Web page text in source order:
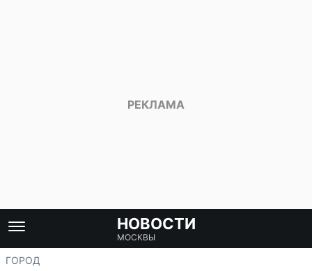
НОВОСТИ
МОСКВЫ
ГОРОД